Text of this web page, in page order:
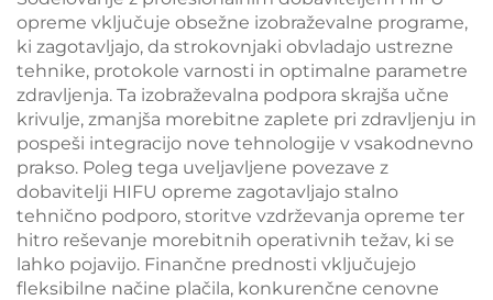
opreme vključuje obsežne izobraževalne programe,
ki zagotavljajo, da strokovnjaki obvladajo ustrezne
tehnike, protokole varnosti in optimalne parametre
zdravljenja. Ta izobraževalna podpora skrajša učne
krivulje, zmanjša morebitne zaplete pri zdravljenju in
pospeši integracijo nove tehnologije v vsakodnevno
prakso. Poleg tega uveljavljene povezave z
dobavitelji HIFU opreme zagotavljajo stalno
tehnično podporo, storitve vzdrževanja opreme ter
hitro reševanje morebitnih operativnih težav, ki se
lahko pojavijo. Finančne prednosti vključujejo
fleksibilne načine plačila, konkurenčne cenovne